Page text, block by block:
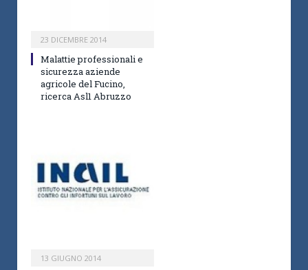
23 DICEMBRE 2014
Malattie professionali e
sicurezza aziende
agricole del Fucino,
ricerca Asl1 Abruzzo
13 GIUGNO 2014